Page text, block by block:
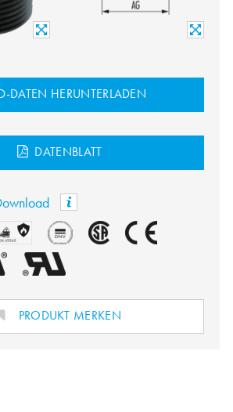
DATEN HERUNTERLADEN
DATENBLATT
PRODUKT MERKEN